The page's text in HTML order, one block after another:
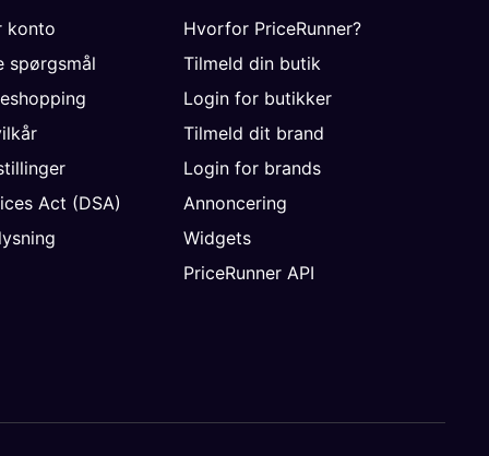
konto
spørgsmål
Act (DSA)
Hvorfor PriceRunner?
Tilmeld din butik
Login for butikker
Tilmeld dit brand
Login for brands
Annoncering
Widgets
PriceRunner API